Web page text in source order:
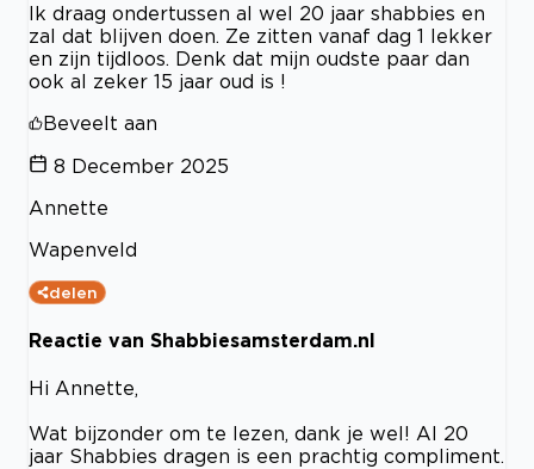
Ik draag ondertussen al wel 20 jaar shabbies en
zal dat blijven doen. Ze zitten vanaf dag 1 lekker
en zijn tijdloos. Denk dat mijn oudste paar dan
ook al zeker 15 jaar oud is !
Beveelt aan
8 December 2025
Annette
Wapenveld
delen
Reactie van Shabbiesamsterdam.nl
Hi Annette,
Wat bijzonder om te lezen, dank je wel! Al 20
jaar Shabbies dragen is een prachtig compliment.